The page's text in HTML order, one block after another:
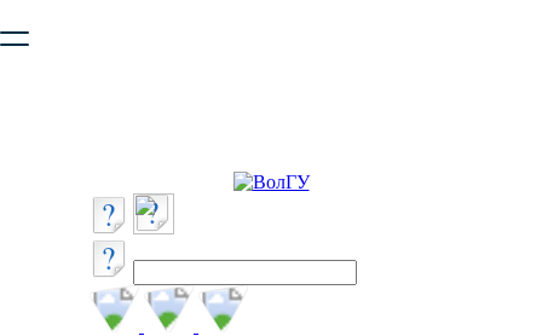
безопасную работу с сайтом. Пожалуйста